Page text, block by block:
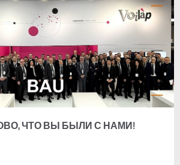
ЧТО ВЫ БЫЛИ С НАМИ!